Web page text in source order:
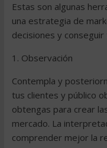
Estas son algunas
una estrategia de
decisiones y
1. Observación
Contempla y
tus clientes y público
obtengas para crear
mercado. La
comprender mejor la